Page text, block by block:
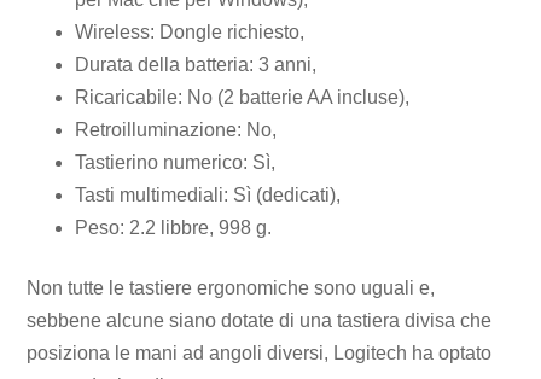
Wireless: Dongle richiesto,
Durata della batteria: 3 anni,
Ricaricabile: No (2 batterie AA incluse),
Retroilluminazione: No,
Tastierino numerico: Sì,
Tasti multimediali: Sì (dedicati),
Peso: 2.2 libbre, 998 g.
Non tutte le tastiere ergonomiche sono uguali e,
sebbene alcune siano dotate di una tastiera divisa che
posiziona le mani ad angoli diversi, Logitech ha optato